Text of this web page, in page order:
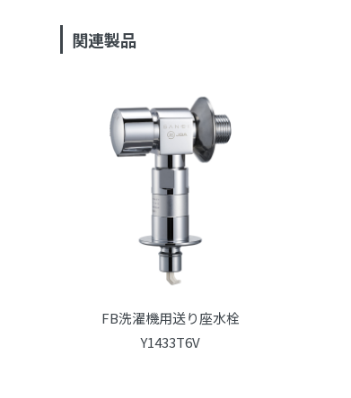
関連製品
FB洗濯機用送り座水栓
Y1433T6V